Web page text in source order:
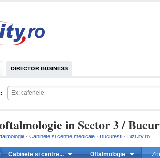
DIRECTOR BUSINESS
in Sector 3 /
· Cabinete si centre medicale · Bucuresti · BizCity.ro
Cabinete si centre... Oftalmologie